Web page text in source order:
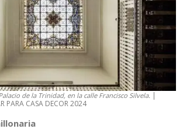
de la Trinidad, en la calle Francisco Silvela. |
PARA CASA DECOR 2024